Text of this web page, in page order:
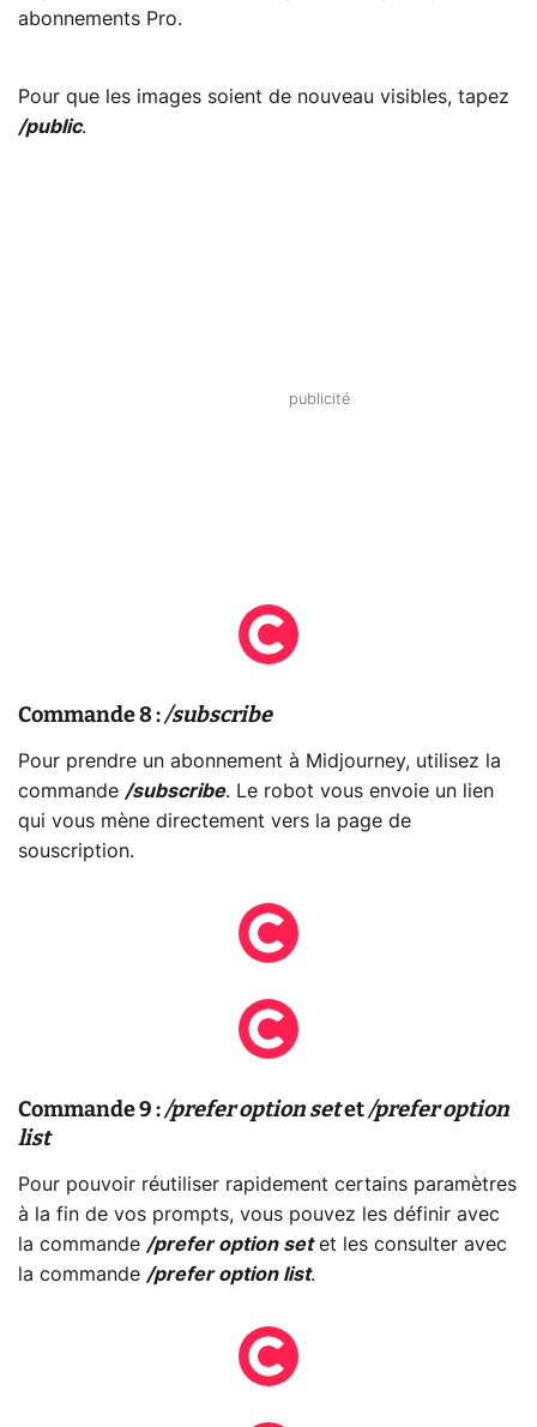
abonnements Pro.
Pour que les images soient de nouveau visibles, tapez
/public.
Commande 8 :/subscribe
Pour prendre un abonnement à Midjourney, utilisez la
commande /subscribe. Le robot vous envoie un lien
qui vous mène directement vers la page de
souscription.
Commande 9 :/prefer option setet/prefer option
list
Pour pouvoir réutiliser rapidement certains paramètres
à la fin de vos prompts, vous pouvez les définir avec
la commande /prefer option setet les consulter avec
la commande /prefer option list.